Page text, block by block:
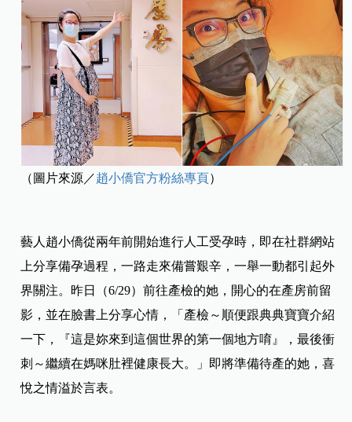
（圖片來源／趙小僑官方粉絲專頁）
藝人趙小僑從兩年前開始進行人工受孕時，即在社群網站
上分享備孕過程，一路走來備嘗艱辛，一舉一動都引起外
界關注。昨日（6/29）前往產檢的她，開心的在產房前留
影，並在臉書上分享心情，「產檢～順便跟典典寶寶介紹
一下，『這是妳來到這個世界的第一個地方唷』，最後衝
刺～繼續在媽咪肚裡健康長大。」即將準備待產的她，喜
悅之情溢於言表。